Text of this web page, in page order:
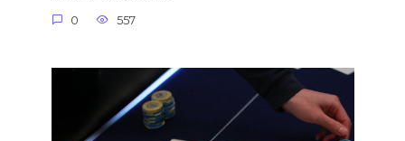
0 557